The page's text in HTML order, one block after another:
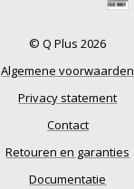
© Q Plus 2026
Algemene voorwaarden
Privacy statement
Contact
Retouren en garanties
Documentatie